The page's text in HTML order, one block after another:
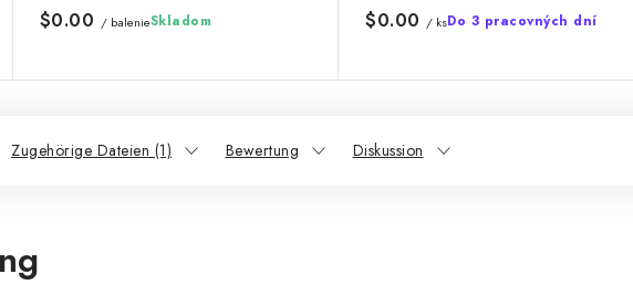
$0.00 / balenieSkladom $0.00 / ksDo 3 pracovných dní
Zugehörige Dateien (1) Bewertung Diskussion